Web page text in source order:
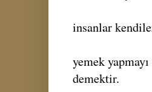
insanlar
yemek
demektir.